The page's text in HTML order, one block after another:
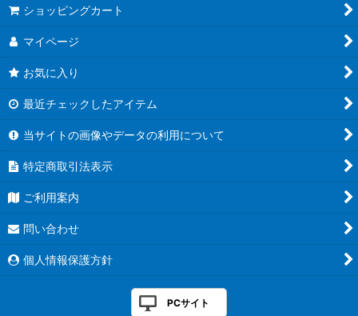
ショッピングカート
マイページ
お気に入り
最近チェックしたアイテム
当サイトの画像やデータの利用について
特定商取引法表示
ご利用案内
問い合わせ
個人情報保護方針
PCサイト